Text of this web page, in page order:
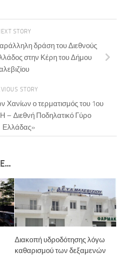
STORY
δράση του Διεθνούς
στην Κέρη του Δήμου
STORY
Χανίων ο τερματισμός του 1ου
– Διεθνή Ποδηλατικό Γύρο
Ελλάδας»
Διακοπή υδροδότησης λόγω
καθαρισμού των δεξαμενών